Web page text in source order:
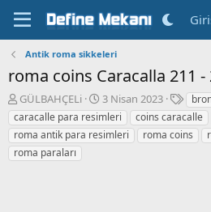
Antik roma sikkeleri
roma coins Caracalla 211 -
K
o
n
b
u
GÜLBAHÇELi
B
a
ş
l
3 Nisan 2023
E
t
i
k
caracalle para resimleri
coins caracalle
roma antik para resimleri
roma coins
roma paraları